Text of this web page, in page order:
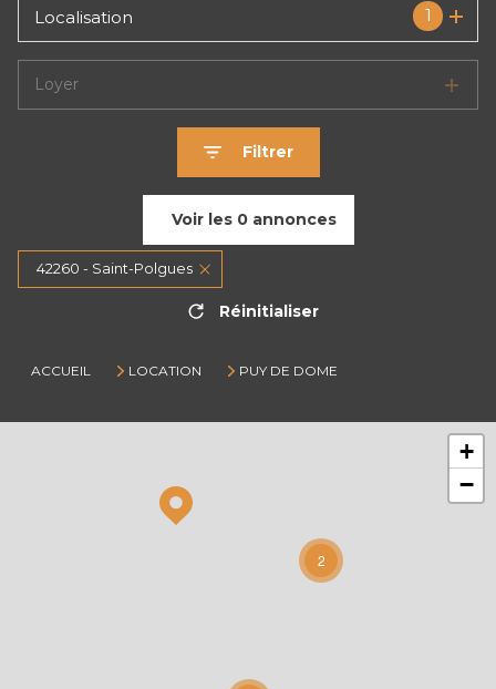
1
Localisation
Loyer
Filtrer
Voir les 0annonces
42260 - Saint-Polgues
Réinitialiser
ACCUEIL LOCATION PUY DE DOME
2
+
−